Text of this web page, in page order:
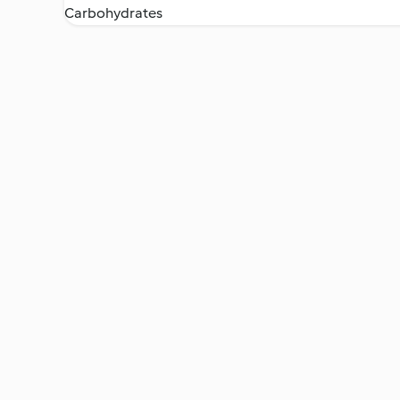
Carbohydrates